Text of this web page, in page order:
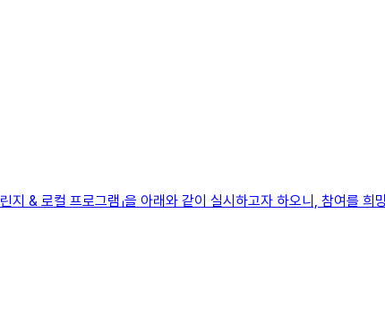
& 로컬 프로그램」을 아래와 같이 실시하고자 하오니, 참여를 희